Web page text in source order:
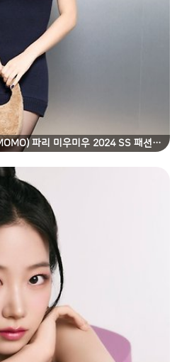
[HD] 트와이스(TWICE) 모모(MOMO) 파리 미우미우 2024 SS 패션쇼 고화질 화보